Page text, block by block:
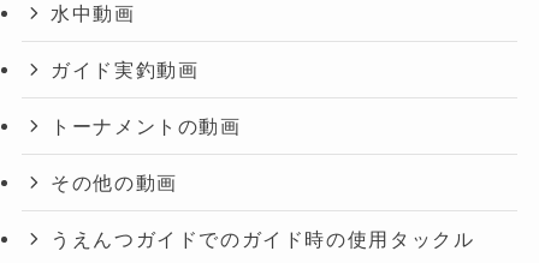
水中動画
ガイド実釣動画
トーナメントの動画
その他の動画
うえんつガイドでのガイド時の使用タックル